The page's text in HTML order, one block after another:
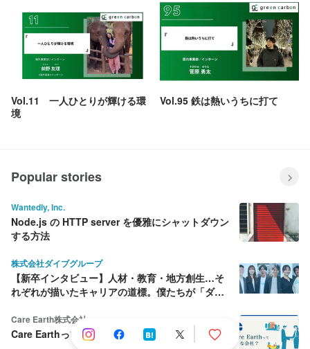
Vol.11 一人ひとりが輝ける環
境
Vol.95 鉄は熱いうちに打て
Popular stories
Wantedly, Inc.
Node.js の HTTP server を優雅にシャットダウン
する方法
株式会社ダイブグループ
【新卒インタビュー】人材・教育・地方創生…そ
れぞれが描いたキャリアの道標。僕たちが「ダイ
Care Earth株式会社
Care Earthって何をしている会社？